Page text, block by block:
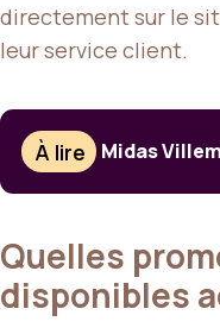
directement sur le
leur service client.
À lire Midas
Quelles
disponibles